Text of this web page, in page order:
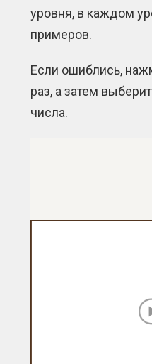
уровня, в каждом
примеров.
Если ошиблись,
раз, а затем
числа.